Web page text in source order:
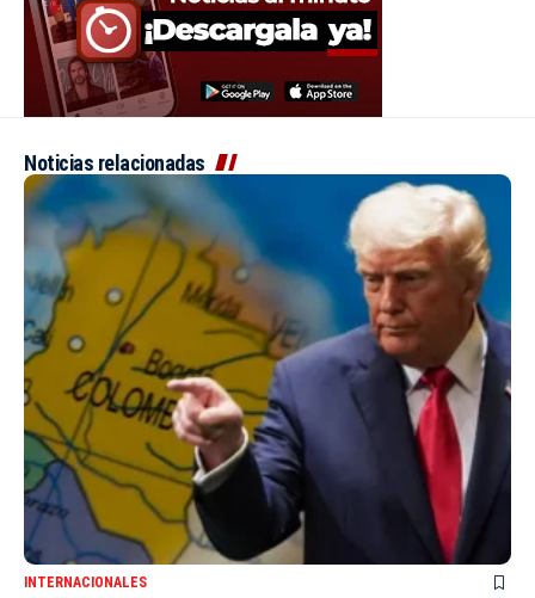
Noticias relacionadas
INTERNACIONALES